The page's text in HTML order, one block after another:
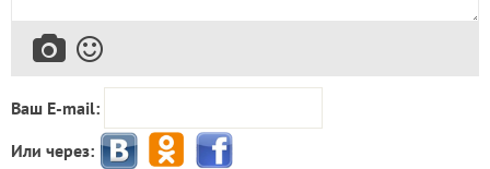
Ваш E-mail:
Или через: